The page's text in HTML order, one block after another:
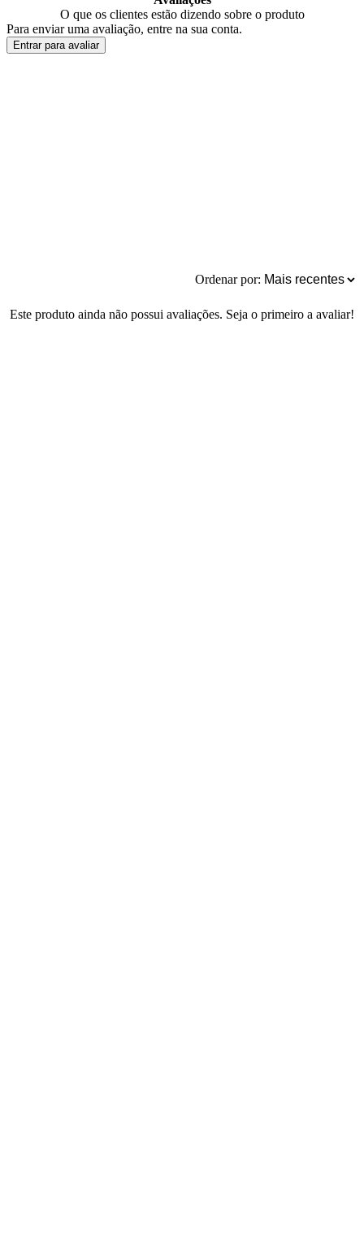
O que os clientes estão dizendo sobre o produto
Para enviar uma avaliação, entre na sua conta.
Entrar para avaliar
Ordenar por:
Este produto ainda não possui avaliações. Seja o primeiro a avaliar!